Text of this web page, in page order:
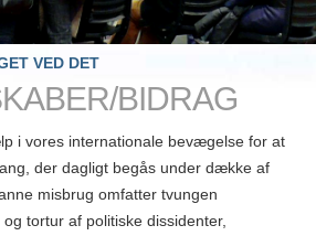
VED DET
BIDRAG
i vores internationale bevægelse for at
der dagligt begås under dække af
misbrug omfatter tvungen
tortur af politiske dissidenter,